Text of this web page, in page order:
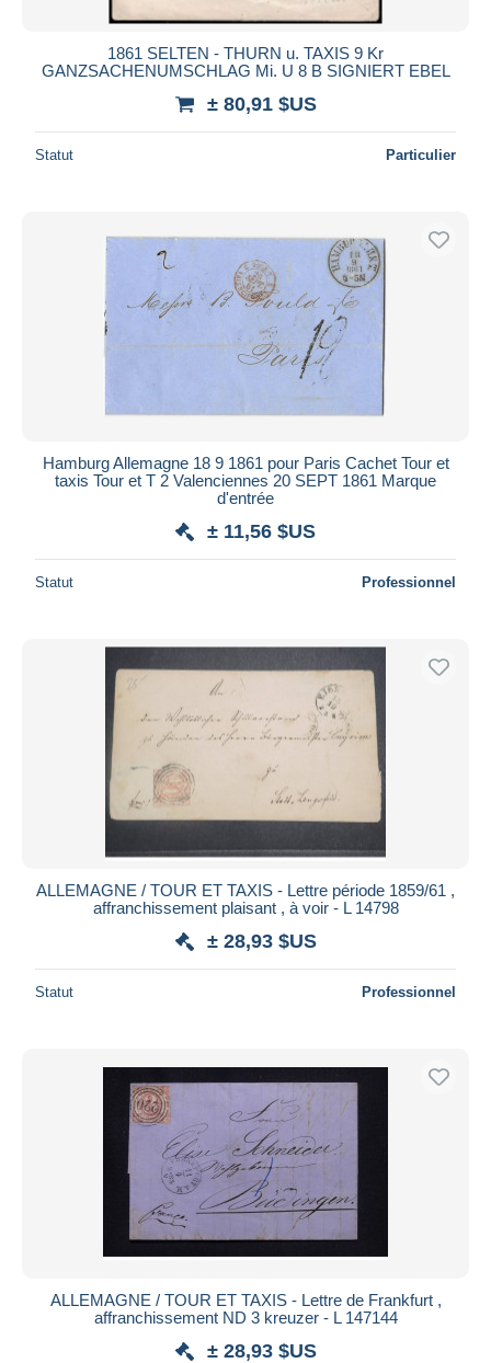
1861 SELTEN - THURN u. TAXIS 9 Kr
GANZSACHENUMSCHLAG Mi. U 8 B SIGNIERT EBEL
± 80,91 $US
Statut Particulier
Hamburg Allemagne 18 9 1861 pour Paris Cachet Tour et
taxis Tour et T 2 Valenciennes 20 SEPT 1861 Marque
d'entrée
± 11,56 $US
Statut Professionnel
ALLEMAGNE / TOUR ET TAXIS - Lettre période 1859/61 ,
affranchissement plaisant , à voir - L 14798
± 28,93 $US
Statut Professionnel
ALLEMAGNE / TOUR ET TAXIS - Lettre de Frankfurt ,
affranchissement ND 3 kreuzer - L 147144
± 28,93 $US